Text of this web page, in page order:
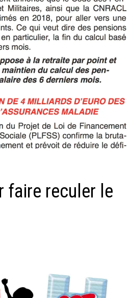
faire reculer le